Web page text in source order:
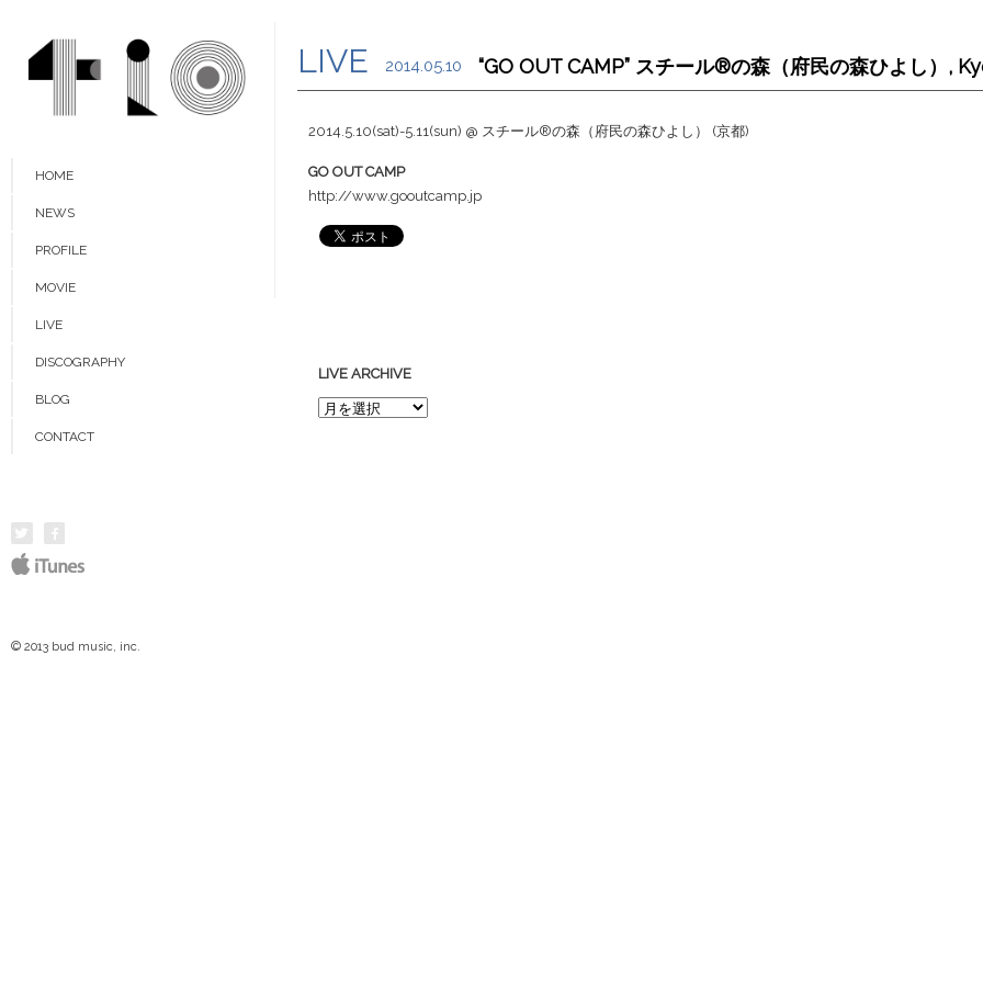
HOME
NEWS
PROFILE
MOVIE
LIVE
DISCOGRAPHY
BLOG
CONTACT
LIVE 2014.05.10 “GO OUT CAMP” スチール®の森（府民の森ひよし）,
2014.5.10(sat)-5.11(sun) @ スチール®の森（府民の森ひよし） (京都)
GO OUT CAMP
http://www.gooutcamp.jp
LIVE ARCHIVE
© 2013 bud music, inc.